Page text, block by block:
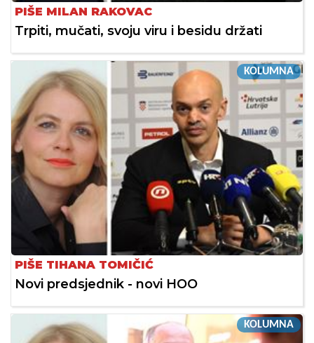
PIŠE MILAN RAKOVAC
Trpiti, mučati, svoju viru i besidu držati
KOLUMNA
PIŠE TIHANA TOMIČIĆ
Novi predsjednik - novi HOO
KOLUMNA